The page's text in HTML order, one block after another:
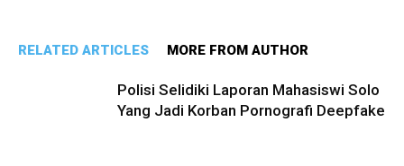
RELATED ARTICLES MORE FROM AUTHOR
Polisi Selidiki Laporan Mahasiswi Solo
Yang Jadi Korban Pornografi Deepfake